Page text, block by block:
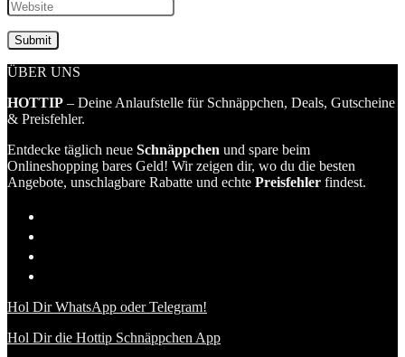
ÜBER UNS
HOTTIP – Deine Anlaufstelle für Schnäppchen, Deals, Gutscheine
& Preisfehler.
Entdecke täglich neue Schnäppchen und spare beim
Onlineshopping bares Geld! Wir zeigen dir, wo du die besten
Angebote, unschlagbare Rabatte und echte Preisfehler findest.
Hol Dir WhatsApp oder Telegram!
Hol Dir die Hottip Schnäppchen App